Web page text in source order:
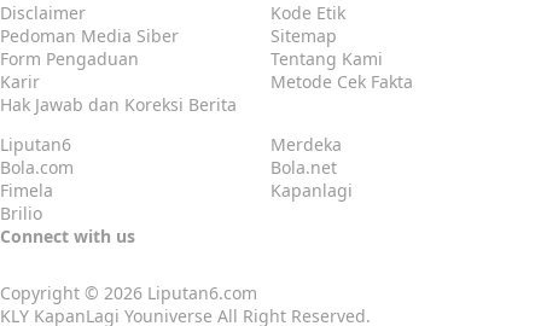
Disclaimer
Kode Etik
Pedoman Media Siber
Sitemap
Form Pengaduan
Tentang Kami
Karir
Metode Cek Fakta
Hak Jawab dan Koreksi Berita
Liputan6
Merdeka
Bola.com
Bola.net
Fimela
Kapanlagi
Brilio
Connect with us
Copyright © 2026 Liputan6.com
KLY KapanLagi Youniverse All Right Reserved.